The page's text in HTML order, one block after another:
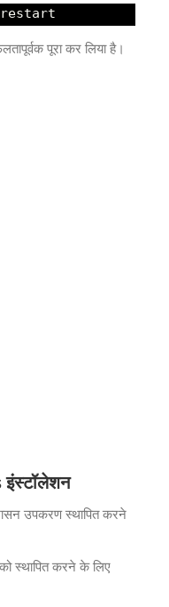
पूरा कर लिया है।
उपकरण स्थापित करने
स्थापित करने के लिए